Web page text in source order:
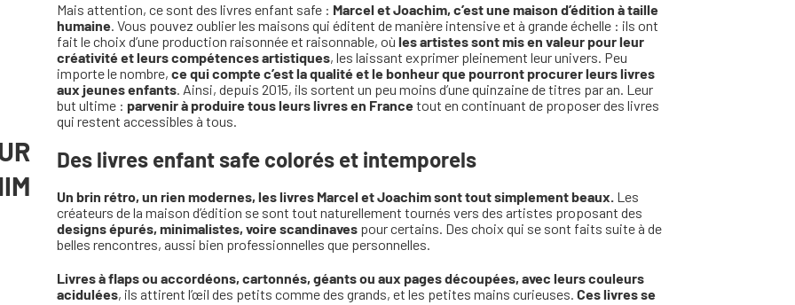
Mais attention, ce sont des livres enfant safe : Marcel et Joachim, c’est une maison d’édition à taille
humaine. Vous pouvez oublier les maisons qui éditent de manière intensive et à grande échelle : ils ont
fait le choix d’une production raisonnée et raisonnable, où les artistes sont mis en valeur pour leur
créativité et leurs compétences artistiques, les laissant exprimer pleinement leur univers. Peu
importe le nombre, ce qui compte c’est la qualité et le bonheur que pourront procurer leurs livres
aux jeunes enfants. Ainsi, depuis 2015, ils sortent un peu moins d’une quinzaine de titres par an. Leur
but ultime : parvenir à produire tous leurs livres en Francetout en continuant de proposer des livres
qui restent accessibles à tous.
Des livres enfant safe colorés et intemporels
Un brin rétro, un rien modernes, les livres Marcel et Joachim sont tout simplement beaux. Les
créateurs de la maison d’édition se sont tout naturellement tournés vers des artistes proposant des
designs épurés, minimalistes, voire scandinaves pour certains. Des choix qui se sont faits suite à de
belles rencontres, aussi bien professionnelles que personnelles.
Livres à flaps ou accordéons, cartonnés, géants ou aux pages découpées, avec leurs couleurs
acidulées, ils attirent l’œil des petits comme des grands, et les petites mains curieuses. Ces livres se